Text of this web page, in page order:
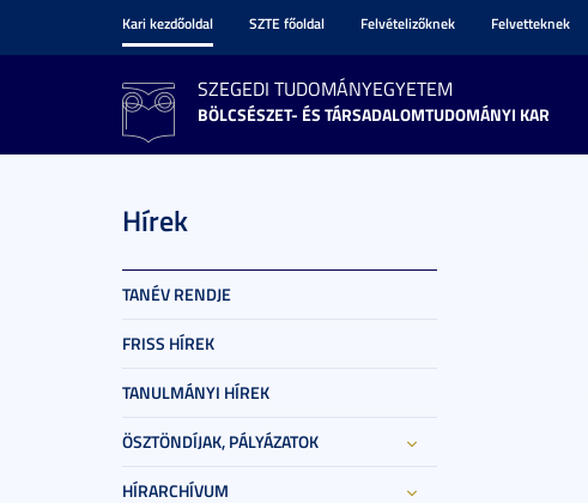
Kari kezdőoldal SZTE főoldal Felvételizőknek Felvetteknek
SZEGEDI TUDOMÁNYEGYETEM
BÖLCSÉSZET- ÉS TÁRSADALOMTUDOMÁNYI KAR
Hírek
TANÉV RENDJE
FRISS HÍREK
TANULMÁNYI HÍREK
ÖSZTÖNDÍJAK, PÁLYÁZATOK
HÍRARCHÍVUM